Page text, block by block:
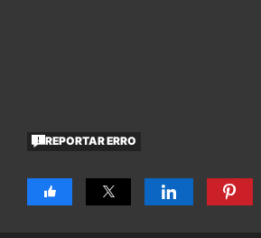
REPORTAR ERRO